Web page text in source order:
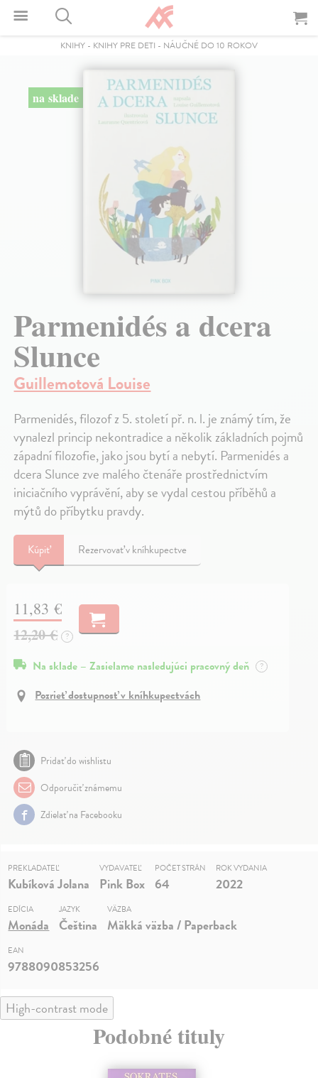
KNIHY - KNIHY PRE DETI - NÁUČNÉ DO 10 ROKOV
na sklade
Parmenidés a dcera
Slunce
Guillemotová Louise
Parmenidés, filozof z 5. století př. n. l. je známý tím, že
vynalezl princip nekontradice a několik základních pojmů
západní filozofie, jako jsou bytí a nebytí. Parmenidés a
dcera Slunce zve malého čtenáře prostřednictvím
iniciačního vyprávění, aby se vydal cestou příběhů a
mýtů do příbytku pravdy.
Kúpiť Rezervovať v kníhkupectve
11,83 €
12,20 € ?
Na sklade – Zasielame nasledujúci pracovný deň ?
Pozrieť dostupnosť v kníhkupectvách
Pridať do wishlistu
Odporučiť známemu
Zdielať na Facebooku
PREKLADATEĽ
Kubíková Jolana
VYDAVATEĽ
Pink Box
POČET STRÁN
64
ROK VYDANIA
2022
EDÍCIA
Monáda
JAZYK
Čeština
VÄZBA
Mäkká väzba / Paperback
EAN
9788090853256
High-contrast mode
Podobné tituly